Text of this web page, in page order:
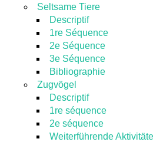
Seltsame Tiere
Descriptif
1re Séquence
2e Séquence
3e Séquence
Bibliographie
Zugvögel
Descriptif
1re séquence
2e séquence
Weiterführende